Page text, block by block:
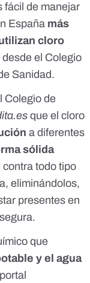
fácil de manejar
España más
cloro
el Colegio
Sanidad.
Colegio de
que el cloro
a diferentes
sólida
contra todo tipo
eliminándolos,
presentes en
que
y el agua